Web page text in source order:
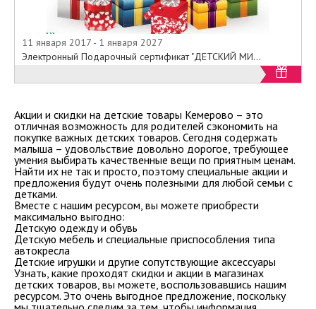
11 января 2017 - 1 января 2027
Электронный Подарочный сертификат "ДЕТСКИЙ МИ...
Акции и скидки на детские товары Кемерово – это
отличная возможность для родителей сэкономить на
покупке важных детских товаров. Сегодня содержать
малыша – удовольствие довольно дорогое, требующее
умения выбирать качественные вещи по приятным ценам.
Найти их не так и просто, поэтому специальные акции и
предложения будут очень полезными для любой семьи с
детками.
Вместе с нашим ресурсом, вы можете приобрести
максимально выгодно:
Детскую одежду и обувь
Детскую мебель и специальные приспособления типа
автокресла
Детские игрушки и другие сопутствующие аксессуары
Узнать, какие проходят скидки и акции в магазинах
детских товаров, вы можете, воспользовавшись нашим
ресурсом. Это очень выгодное предложение, поскольку